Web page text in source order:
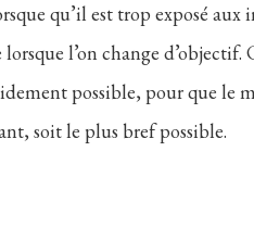
qu’il est trop exposé
l’on change d’objectif.
possible, pour que le
soit le plus bref possible.